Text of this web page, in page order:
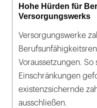
Hohe Hürden für
Versorgungswerks
Versorgungswerke
Voraussetzungen.
Einschränkungen
existenzsichernde
ausschließen.